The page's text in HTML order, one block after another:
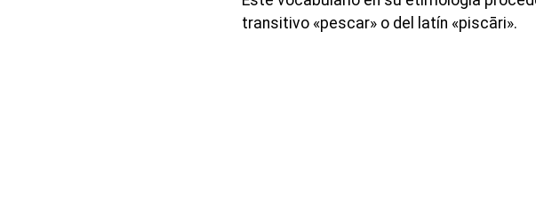
transitivo «pescar» o del latín «piscāri».